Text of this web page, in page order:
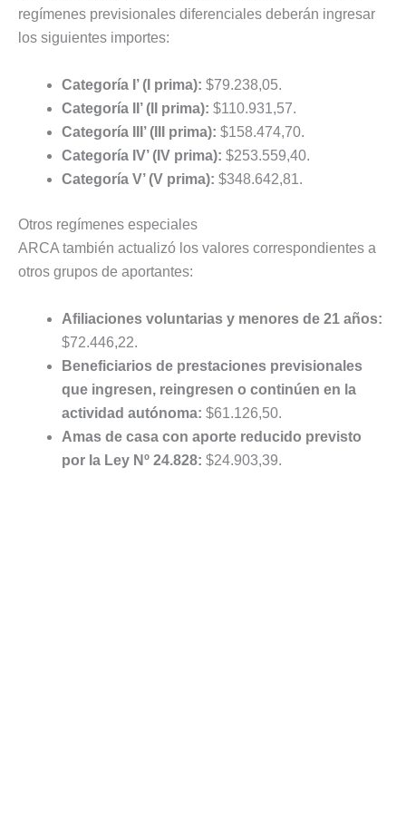
regímenes previsionales diferenciales deberán ingresar
los siguientes importes:
Categoría I’ (I prima): $79.238,05.
Categoría II’ (II prima): $110.931,57.
Categoría III’ (III prima): $158.474,70.
Categoría IV’ (IV prima): $253.559,40.
Categoría V’ (V prima): $348.642,81.
Otros regímenes especiales
ARCA también actualizó los valores correspondientes a
otros grupos de aportantes:
Afiliaciones voluntarias y menores de 21 años:
$72.446,22.
Beneficiarios de prestaciones previsionales
que ingresen, reingresen o continúen en la
actividad autónoma: $61.126,50.
Amas de casa con aporte reducido previsto
por la Ley Nº 24.828: $24.903,39.